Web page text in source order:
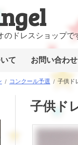
ドレスショップで
て お問い合わせ
コンクール予選 子供ド
子供ド